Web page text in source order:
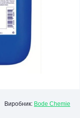
Виробник: Bode Chemie